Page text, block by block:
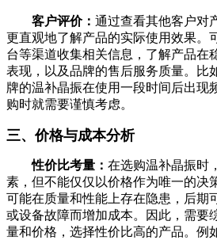
客户评价： 通过查看其他客户对
更直观地了解产品的实际使用效果。
台等渠道收集相关信息，了解产品在
表现，以及品牌的售后服务质量。比
牌的温补晶振在使用一段时间后出现
购时就需要谨慎考虑。
三、价格与成本分析
性价比考量： 在选购温补晶振时
素，但不能仅仅以价格作为唯一的决
可能在质量和性能上存在隐患，后期
或设备故障而增加成本。因此，需要
量和价格，选择性价比高的产品。例